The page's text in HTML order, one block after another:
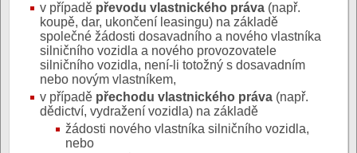
v případě převodu vlastnického práva (např.
koupě, dar, ukončení leasingu) na základě
společné žádosti dosavadního a nového vlastníka
silničního vozidla a nového provozovatele
silničního vozidla, není-li totožný s dosavadním
nebo novým vlastníkem,
v případě přechodu vlastnického práva (např.
dědictví, vydražení vozidla) na základě
žádosti nového vlastníka silničního vozidla,
nebo